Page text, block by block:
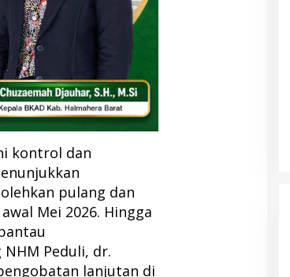
kontrol dan
pulang dan
Mei 2026. Hingga
Peduli, dr.
lanjutan di